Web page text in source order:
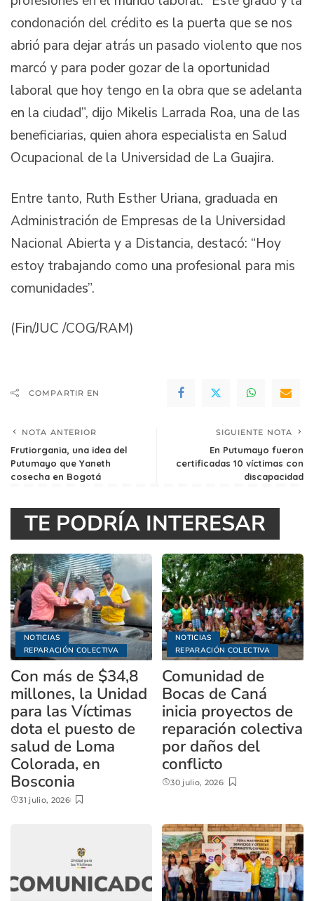
condonación del crédito es la puerta que se nos
abrió para dejar atrás un pasado violento que nos
marcó y para poder gozar de la oportunidad
laboral que hoy tengo en la obra que se adelanta
en la ciudad”, dijo Mikelis Larrada Roa, una de las
beneficiarias, quien ahora especialista en Salud
Ocupacional de la Universidad de La Guajira.
Entre tanto, Ruth Esther Uriana, graduada en
Administración de Empresas de la Universidad
Nacional Abierta y a Distancia, destacó: “Hoy
estoy trabajando como una profesional para mis
comunidades”.
(Fin/JUC /COG/RAM)
COMPARTIR EN
NOTA ANTERIOR
Frutiorgania, una idea del
Putumayo que Yaneth
cosecha en Bogotá
SIGUIENTE NOTA
En Putumayo fueron
certificadas 10 víctimas con
discapacidad
TE PODRÍA INTERESAR
NOTICIAS
REPARACIÓN COLECTIVA
Con más de $34,8
millones, la Unidad
para las Víctimas
dota el puesto de
salud de Loma
Colorada, en
Bosconia
31 julio, 2026
NOTICIAS
REPARACIÓN COLECTIVA
Comunidad de
Bocas de Caná
inicia proyectos de
reparación colectiva
por daños del
conflicto
30 julio, 2026